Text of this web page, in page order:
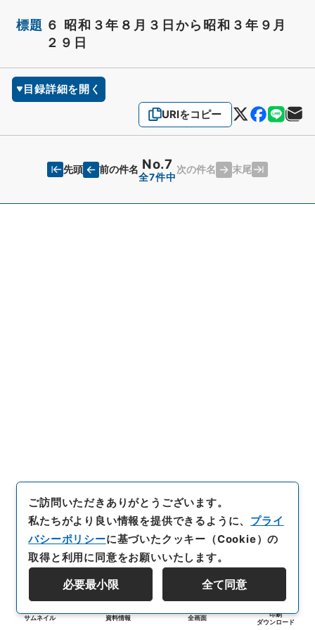
標題 ６ 昭和３年８月３日から昭和３年９月
２９日
目録詳細を開く
URIをコピー
先頭 前の件名 No.7
全7件中
次の件名 末尾
サムネイル 資料情報 全画面
印刷
ダウンロード
ご訪問いただきありがとうございます。
私たちがより良い情報を提供できるように、 プライ
バシーポリシーに基づいたクッキー（Cookie）の
取得と利用に同意をお願いいたします。
必要最小限 全て同意